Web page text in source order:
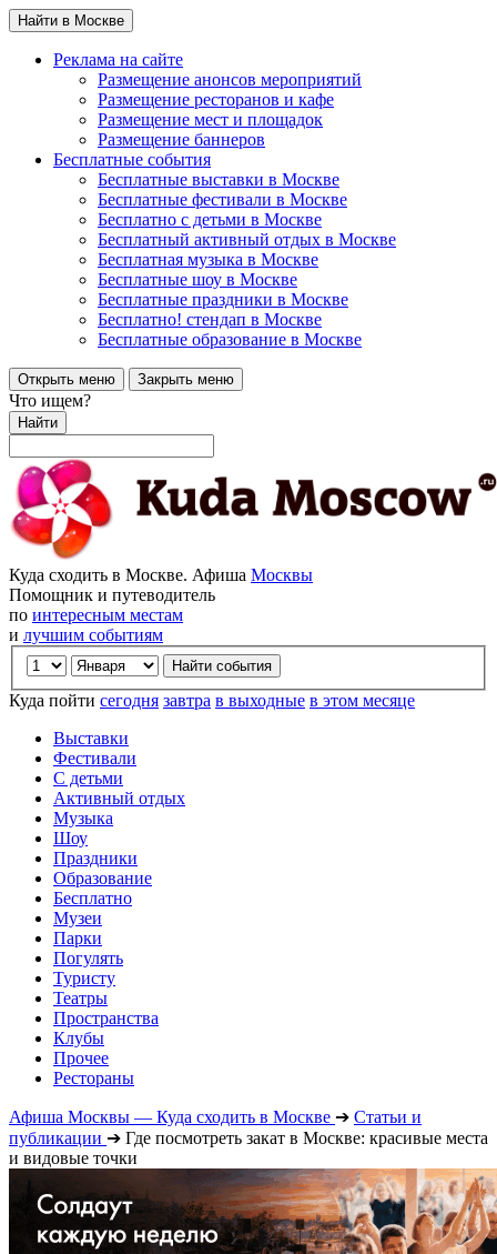
Найти в Москве
Реклама на сайте
Размещение анонсов мероприятий
Размещение ресторанов и кафе
Размещение мест и площадок
Размещение баннеров
Бесплатные события
Бесплатные выставки в Москве
Бесплатные фестивали в Москве
Бесплатно с детьми в Москве
Бесплатный активный отдых в Москве
Бесплатная музыка в Москве
Бесплатные шоу в Москве
Бесплатные праздники в Москве
Бесплатно! стендап в Москве
Бесплатные образование в Москве
Открыть меню Закрыть меню
Что ищем?
Найти
Куда сходить в Москве. Афиша Москвы
Помощник и путеводитель
по интересным местам
и лучшим событиям
Куда пойти сегодня завтра в выходные в этом месяце
Выставки
Фестивали
С детьми
Активный отдых
Музыка
Шоу
Праздники
Образование
Бесплатно
Музеи
Парки
Погулять
Туристу
Театры
Пространства
Клубы
Прочее
Рестораны
Афиша Москвы — Куда сходить в Москве ➔ Статьи и
публикации ➔ Где посмотреть закат в Москве: красивые места
и видовые точки